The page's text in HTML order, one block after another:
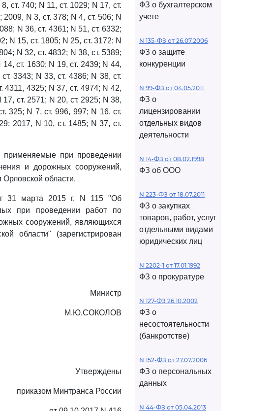
ст. 740; N 11, ст. 1029; N 17, ст.
N 3, ст. 378; N 4, ст. 506; N
N 36, ст. 4361; N 51, ст. 6332;
N 15, ст. 1805; N 25, ст. 3172; N
N 32, ст. 4832; N 38, ст. 5389;
ст. 1630; N 19, ст. 2439; N 44,
3343; N 33, ст. 4386; N 38, ст.
4311, 4325; N 37, ст. 4974; N 42,
ст. 2571; N 20, ст. 2925; N 38,
325; N 7, ст. 996, 997; N 16, ст.
2017, N 10, ст. 1485; N 37, ст.
применяемые при проведении
и дорожных сооружений,
Орловской области.
31 марта 2015 г. N 115 "Об
при проведении работ по
сооружений, являющихся
области" (зарегистрирован
Министр
М.Ю.СОКОЛОВ
Утверждены
приказом Минтранса России
ФЗ о бухгалтерском
учете
N 135-ФЗ от 26.07.2006
ФЗ о защите
конкуренции
N 99-ФЗ от 04.05.2011
ФЗ о
лицензировании
отдельных видов
деятельности
N 14-ФЗ от 08.02.1998
ФЗ об ООО
N 223-ФЗ от 18.07.2011
ФЗ о закупках
товаров, работ, услуг
отдельными видами
юридических лиц
N 2202-1 от 17.01.1992
ФЗ о прокуратуре
N 127-ФЗ 26.10.2002
ФЗ о
несостоятельности
(банкротстве)
N 152-ФЗ от 27.07.2006
ФЗ о персональных
данных
N 44-ФЗ от 05.04.2013